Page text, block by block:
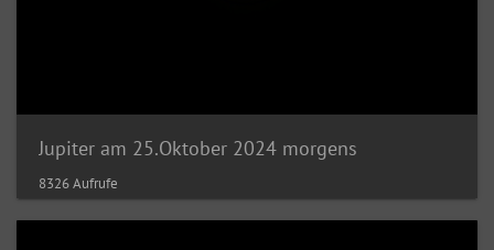
Jupiter am 25.Oktober 2024 morgens
8326 Aufrufe